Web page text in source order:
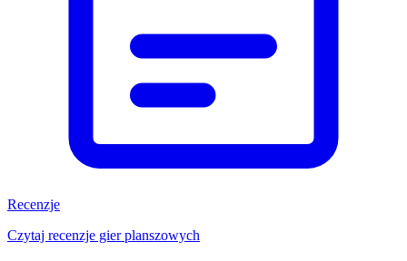
Recenzje
Czytaj recenzje gier planszowych